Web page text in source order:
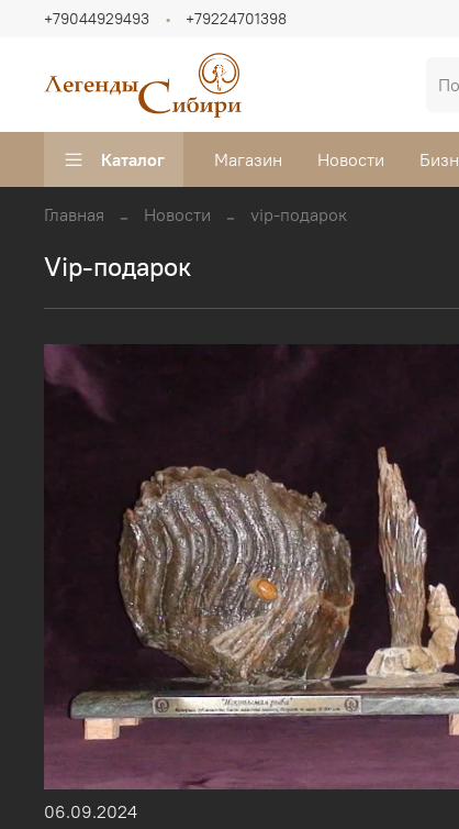
+79044929493 +79224701398
Каталог Магазин Новости
Главная Новости vip-подарок
vip-подарок
06.09.2024